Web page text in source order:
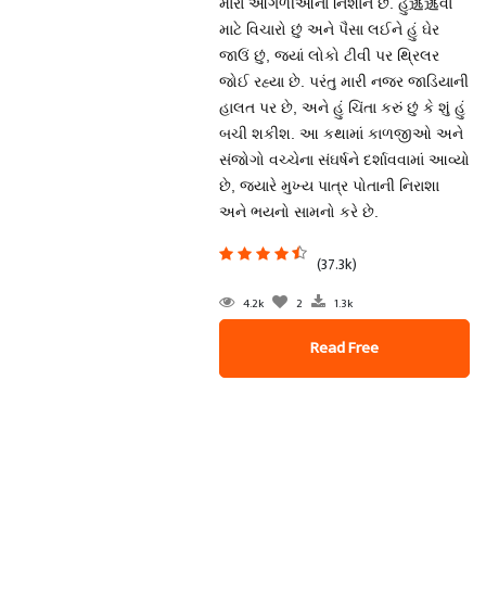
માટે વિચારો છું અને પૈસા લઈને હું ઘેર
જાઉં છું, જ્યાં લોકો ટીવી પર થ્રિલર
જોઈ રહ્યા છે. પરંતુ મારી નજર જાડિયાની
હાલત પર છે, અને હું ચિંતા કરું છું કે શું હું
બચી શકીશ. આ કથામાં કાળજીઓ અને
સંજોગો વચ્ચેના સંઘર્ષને દર્શાવવામાં આવ્યો
છે, જ્યારે મુખ્ય પાત્ર પોતાની નિરાશા
અને ભયનો સામનો કરે છે.
(37.3k)
4.2k 2 1.3k
Read Free